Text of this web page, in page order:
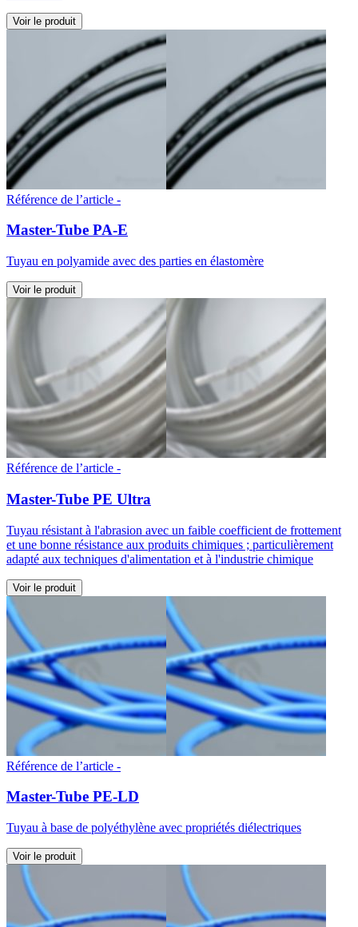
Voir le produit
Référence de l’article -
Master-Tube PA-E
Tuyau en polyamide avec des parties en élastomère
Voir le produit
Référence de l’article -
Master-Tube PE Ultra
Tuyau résistant à l'abrasion avec un faible coefficient de frottement
et une bonne résistance aux produits chimiques ; particulièrement
adapté aux techniques d'alimentation et à l'industrie chimique
Voir le produit
Référence de l’article -
Master-Tube PE-LD
Tuyau à base de polyéthylène avec propriétés diélectriques
Voir le produit